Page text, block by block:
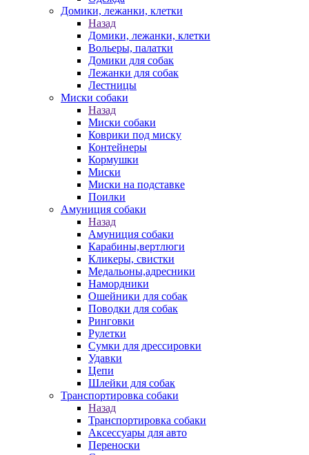
Домики, лежанки, клетки
Назад
Домики, лежанки, клетки
Вольеры, палатки
Домики для собак
Лежанки для собак
Лестницы
Миски собаки
Назад
Миски собаки
Коврики под миску
Контейнеры
Кормушки
Миски
Миски на подставке
Поилки
Амуниция собаки
Назад
Амуниция собаки
Карабины,вертлюги
Кликеры, свистки
Медальоны,адресники
Намордники
Ошейники для собак
Поводки для собак
Ринговки
Рулетки
Сумки для дрессировки
Удавки
Цепи
Шлейки для собак
Транспортировка собаки
Назад
Транспортировка собаки
Аксессуары для авто
Переноски